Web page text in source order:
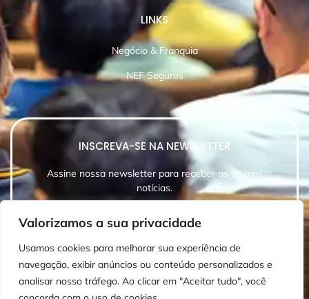
Valorizamos a sua privacidade
Usamos cookies para melhorar sua experiência de
navegação, exibir anúncios ou conteúdo personalizados e
analisar nosso tráfego. Ao clicar em "Aceitar tudo", você
LINKS
Negócio & Franquia
NEF Seguros
INSCREVA-SE NA NEWSLETTER
Assine nossa newsletter para receber as últimas
notícias.
INSCREVER-SE